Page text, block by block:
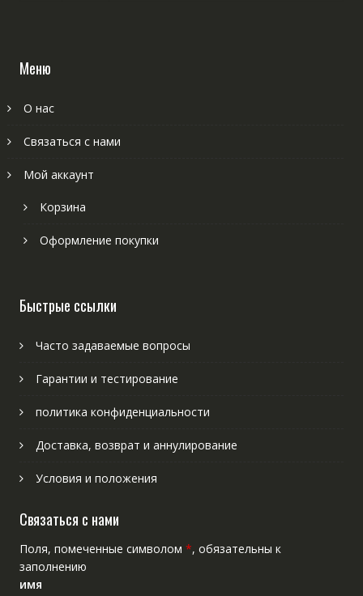
Меню
О нас
Связаться с нами
Мой аккаунт
Корзина
Оформление покупки
Быстрые ссылки
Часто задаваемые вопросы
Гарантии и тестирование
политика конфиденциальности
Доставка, возврат и аннулирование
Условия и положения
Связаться с нами
Поля, помеченные символом *, обязательны к
заполнению
имя